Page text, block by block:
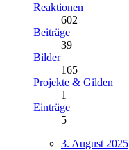
Reaktionen
602
Beiträge
39
Bilder
165
Projekte & Gilden
1
Einträge
5
3. August 2025